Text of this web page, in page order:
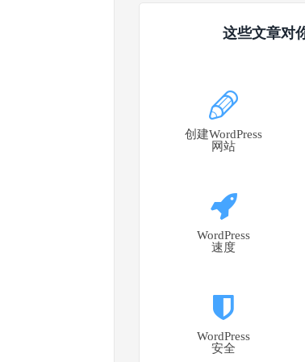
这些文章对
创建WordPress
网站
WordPress
速度
WordPress
安全